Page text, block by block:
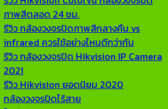
ภาพสีตลอด 24 ชม.
รีวิว กล้องวงจรปิดภาพสีกลางคืน vs
infrared ควรใช้อย่างไหนดีกว่ากัน
รีวิว กล้องวงจรปิด Hikvision IP Camera
2021
รีวิว Hikvision ยอดนิยม 2020
กล้องวงจรปิดไร้สาย